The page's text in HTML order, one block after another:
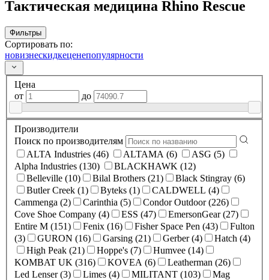
Тактическая медицина Rhino Rescue
Фильтры
Сортировать по:
новизнескидкеценепопулярности
Цена
от
до
Производители
Поиск по производителям
ALTA Industries (46)
ALTAMA (6)
ASG (5)
Alpha Industries (130)
BLACKHAWK (12)
Belleville (10)
Bilal Brothers (21)
Black Stingray (6)
Butler Creek (1)
Byteks (1)
CALDWELL (4)
Cammenga (2)
Carinthia (5)
Condor Outdoor (226)
Cove Shoe Company (4)
ESS (47)
EmersonGear (27)
Entire M (151)
Fenix (16) Fisher Space Pen (43)
Fulton
(3)
GURON (16) Garsing (21) Gerber (4)
Hatch (4)
High Peak (21)
Hoppe's (7)
Humvee (14)
KOMBAT UK (316)
KOVEA (6)
Leatherman (26)
Led Lenser (3)
Limes (4) MILITANT (103)
Mag